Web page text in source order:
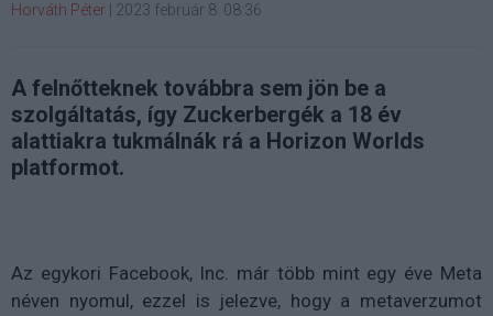
Horváth Péter 2023 február 8. 08:36
A felnőtteknek továbbra sem jön be a
szolgáltatás, így Zuckerbergék a 18 év
alattiakra tukmálnák rá a Horizon Worlds
platformot.
Az egykori Facebook, Inc. már több mint egy éve Meta
néven nyomul, ezzel is jelezve, hogy a metaverzumot